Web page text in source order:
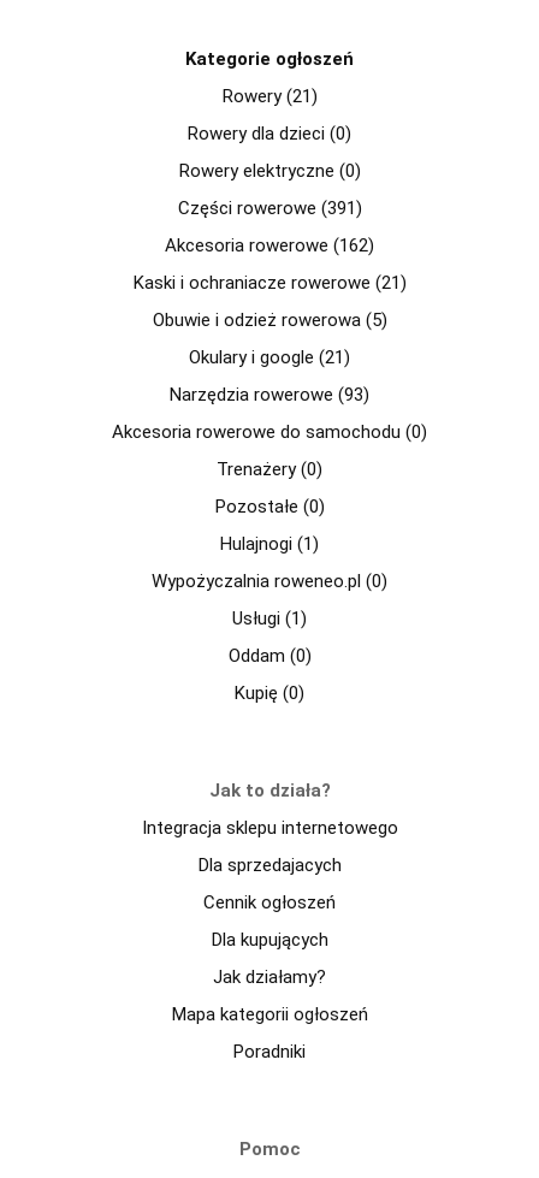
Kategorie ogłoszeń
Rowery (21)
Rowery dla dzieci (0)
Rowery elektryczne (0)
Części rowerowe (391)
Akcesoria rowerowe (162)
Kaski i ochraniacze rowerowe (21)
Obuwie i odzież rowerowa (5)
Okulary i google (21)
Narzędzia rowerowe (93)
Akcesoria rowerowe do samochodu (0)
Trenażery (0)
Pozostałe (0)
Hulajnogi (1)
Wypożyczalnia roweneo.pl (0)
Usługi (1)
Oddam (0)
Kupię (0)
Jak to działa?
Integracja sklepu internetowego
Dla sprzedajacych
Cennik ogłoszeń
Dla kupujących
Jak działamy?
Mapa kategorii ogłoszeń
Poradniki
Pomoc